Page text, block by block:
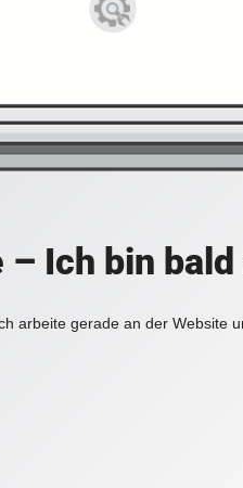
– Ich bin
arbeite gerade an der Website